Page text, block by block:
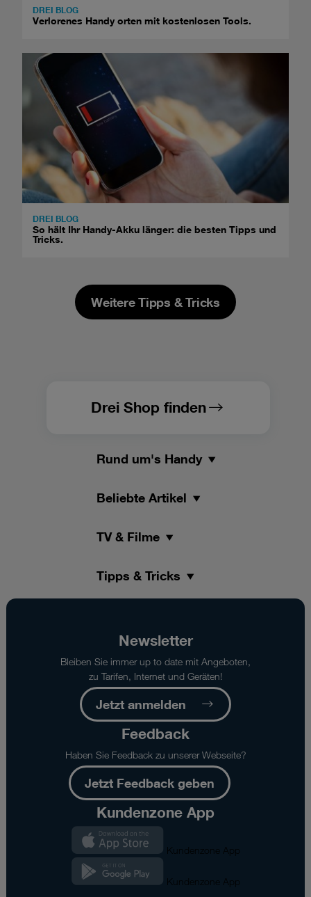
DREI BLOG
Verlorenes Handy orten mit kostenlosen Tools.
DREI BLOG
So hält Ihr Handy-Akku länger: die besten Tipps und
Tricks.
Weitere Tipps & Tricks
Drei Shop finden
Rund um's Handy
Beliebte Artikel
TV & Filme
Tipps & Tricks
Newsletter
Bleiben Sie immer up to date mit Angeboten,
zu Tarifen, Internet und Geräten!
Jetzt anmelden
Feedback
Haben Sie Feedback zu unserer Webseite?
Jetzt Feedback geben
Kundenzone App
Kundenzone App
Kundenzone App